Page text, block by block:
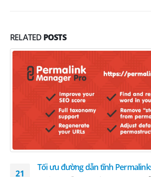
RELATED POSTS
21
Tối ưu đường dẫn tĩnh